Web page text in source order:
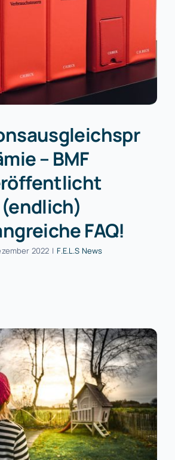
– BMF
(endlich)
FAQ!
2022 | F.E.L.S News